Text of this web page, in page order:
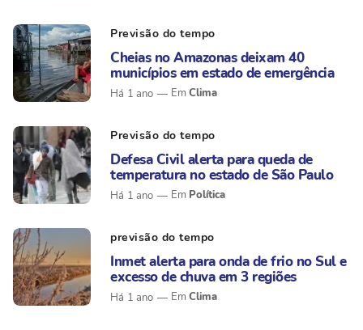
Previsão do tempo
Cheias no Amazonas deixam 40
municípios em estado de emergência
Há 1 ano Clima
Previsão do tempo
Defesa Civil alerta para queda de
temperatura no estado de São Paulo
Há 1 ano Política
previsão do tempo
Inmet alerta para onda de frio no Sul e
excesso de chuva em 3 regiões
Há 1 ano Clima